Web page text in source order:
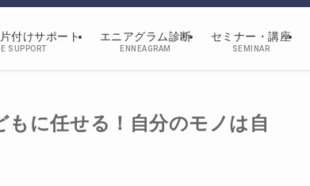
付けサポート
SUPPORT
エニアグラム診断
ENNEAGRAM
セミナー・講座
SEMINAR
もに任せる！自分のモノは自